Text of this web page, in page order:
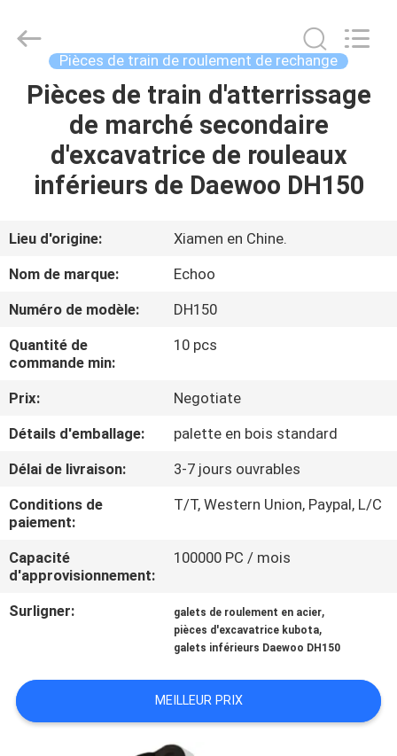
MAISON
PRODUITS
SUJET
DE
NOUS
VISITE
D'USINE
CONTRÔLE
DE
QUALITÉ
NOUVELLES
DEMANDEZ
CITATION
PLAN
Corporation.
Pièces de train de roulement de rechange
Pièces de train d'atterrissage
de marché secondaire
d'excavatrice de rouleaux
inférieurs de Daewoo DH150
Lieu d'origine:
Xiamen en Chine.
Nom de marque:
Echoo
Numéro de modèle:
DH150
Quantité de
commande min:
10 pcs
Prix:
Negotiate
Détails d'emballage:
palette en bois standard
Délai de livraison:
3-7 jours ouvrables
Conditions de
paiement:
T/T, Western Union, Paypal, L/C
Capacité
d'approvisionnement:
100000 PC / mois
Surligner: galets de roulement en acier,
pièces d'excavatrice kubota,
galets inférieurs Daewoo DH150
MEILLEUR PRIX